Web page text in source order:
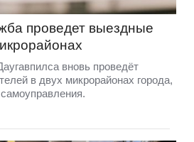
проведет выездные
вновь проведёт
в двух микрорайонах города,